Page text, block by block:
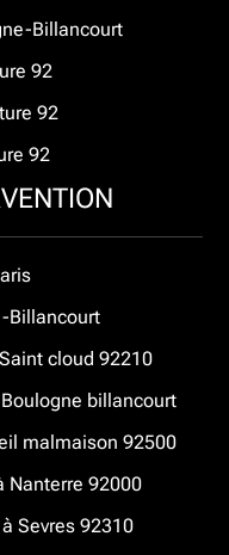
Billancourt
92
92
92
Billancourt
cloud 92210
billancourt
malmaison 92500
Nanterre 92000
Sevres 92310